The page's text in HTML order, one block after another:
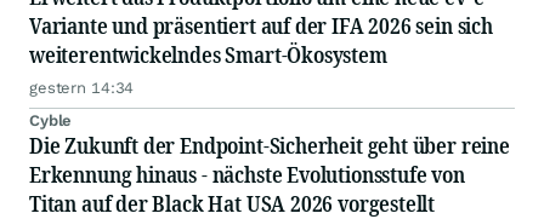
Variante und präsentiert auf der IFA 2026 sein sich
weiterentwickelndes Smart-Ökosystem
gestern 14:34
Cyble
Die Zukunft der Endpoint-Sicherheit geht über reine
Erkennung hinaus - nächste Evolutionsstufe von
Titan auf der Black Hat USA 2026 vorgestellt